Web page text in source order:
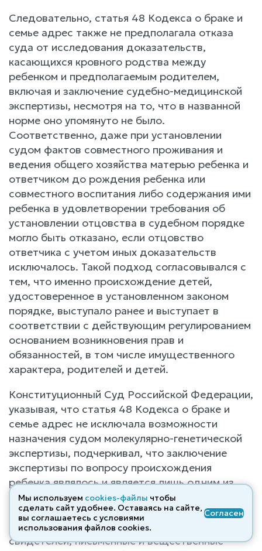
Следовательно, статья 48 Кодекса о браке и
семье адрес также не предполагала отказа
суда от исследования доказательств,
касающихся кровного родства между
ребенком и предполагаемым родителем,
включая и заключение судебно-медицинской
экспертизы, несмотря на то, что в названной
норме оно упомянуто не было.
Соответственно, даже при установлении
судом фактов совместного проживания и
ведения общего хозяйства матерью ребенка и
ответчиком до рождения ребенка или
совместного воспитания либо содержания ими
ребенка в удовлетворении требования об
установлении отцовства в судебном порядке
могло быть отказано, если отцовство
ответчика с учетом иных доказательств
исключалось. Такой подход согласовывался с
тем, что именно происхождение детей,
удостоверенное в установленном законом
порядке, выступало ранее и выступает в
соответствии с действующим регулированием
основанием возникновения прав и
обязанностей, в том числе имущественного
характера, родителей и детей.
Конституционный Суд Российской Федерации,
указывая, что статья 48 Кодекса о браке и
семье адрес не исключала возможности
назначения судом молекулярно-генетической
экспертизы, подчеркивал, что заключение
экспертизы по вопросу происхождения
ребенка являлось и является лишь одним из
доказательств, которое суд оценивает в
совокупности с другими имеющимися в деле
доказательствами (такими как показания
свидетелей, письменные и вещественные
Мы используем cookies-файлы чтобы
сделать сайт удобнее. Оставаясь на сайте,
вы соглашаетесь с условиями
использования файлов cооkies.
Согласен